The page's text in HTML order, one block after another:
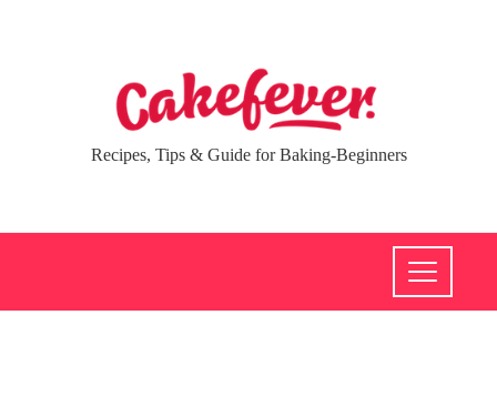
Recipes, Tips & Guide for Baking-Beginners